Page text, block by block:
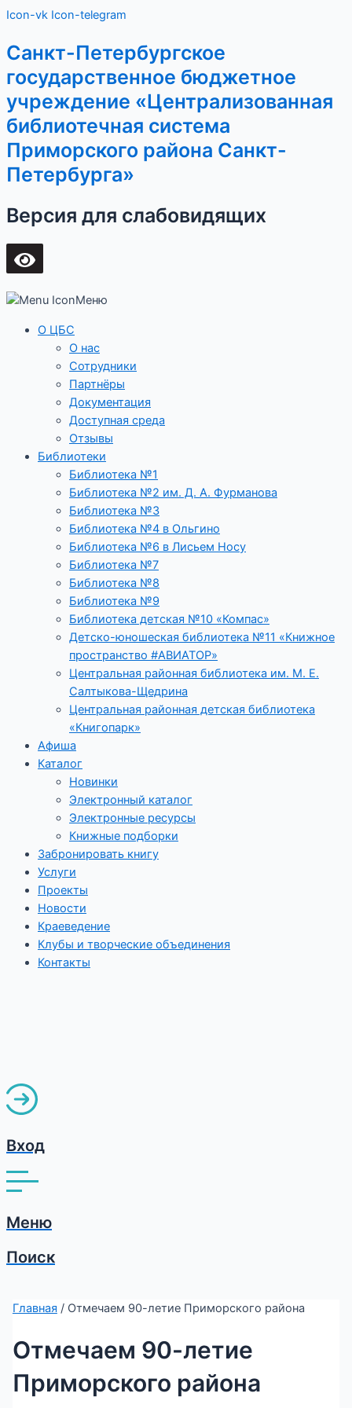
Перейти
содержимому
Icon-vk Icon-telegram
Санкт-Петербургское
государственное бюджетное
учреждение «Централизованная
библиотечная система
Приморского района Санкт-
Петербурга»
Версия для слабовидящих
Меню
О ЦБС
О нас
Сотрудники
Партнёры
Документация
Доступная среда
Отзывы
Библиотеки
Библиотека №1
Библиотека №2 им. Д. А. Фурманова
Библиотека №3
Библиотека №4 в Ольгино
Библиотека №6 в Лисьем Носу
Библиотека №7
Библиотека №8
Библиотека №9
Библиотека детская №10 «Компас»
Детско-юношеская библиотека №11 «Книжное
пространство #АВИАТОР»
Центральная районная библиотека им. М. Е.
Салтыкова-Щедрина
Центральная районная детская библиотека
«Книгопарк»
Афиша
Каталог
Новинки
Электронный каталог
Электронные ресурсы
Книжные подборки
Забронировать книгу
Услуги
Проекты
Новости
Краеведение
Клубы и творческие объединения
Контакты
Вход
Меню
Поиск
Главная / Отмечаем 90-летие Приморского района
Отмечаем 90-летие
Приморского района
Main